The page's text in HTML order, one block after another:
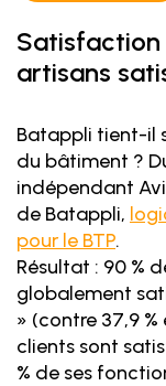
Satisfaction
artisans
Batappli tient-il
du bâtiment ?
indépendant
de Batappli,
pour le BTP.
Résultat : 90 %
globalement
» (contre 37,9 %
clients sont
% de ses